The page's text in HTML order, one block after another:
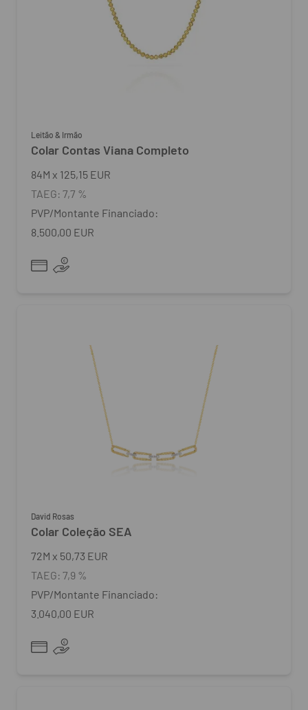
Leitão & Irmão
Colar Contas Viana Completo
84M x 125,15 EUR
TAEG: 7,7 %
PVP/Montante Financiado:
8.500,00 EUR
David Rosas
Colar Coleção SEA
72M x 50,73 EUR
TAEG: 7,9 %
PVP/Montante Financiado:
3.040,00 EUR